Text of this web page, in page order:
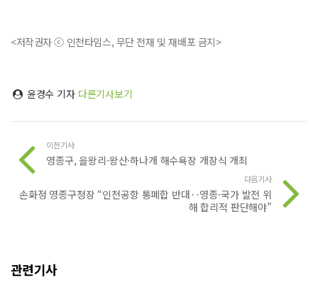
<저작권자 ⓒ 인천타임스, 무단 전재 및 재배포 금지>
윤경수 기자 다른기사보기
이전기사
영종구, 을왕리·왕산·하나개 해수욕장 개장식 개최
다음기사
손화정 영종구청장 “인천공항 통폐합 반대‥영종·국가 발전 위
해 합리적 판단해야”
관련기사